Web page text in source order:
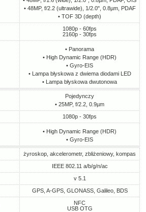
• 48MP, f/2.2 (ultrawide), 1/2.0", 0.8µm, PDAF
• TOF 3D (depth)
1080p - 60fps
2160p - 30fps
• Panorama
• High Dynamic Range (HDR)
• Gyro-EIS
• Lampa błyskowa z dwiema diodami LED
• Lampa błyskowa dwutonowa
Pojedynczy
• 25MP, f/2.2, 0.9µm
1080p - 30fps
• High Dynamic Range (HDR)
• Gyro-EIS
żyroskop, akcelerometr, zbliżeniowy, kompas
IEEE 802.11 a/b/g/n/ac
v 5.1
GPS, A-GPS, GLONASS, Galileo, BDS
NFC
USB OTG